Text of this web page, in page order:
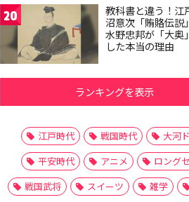
20
教科書と違う！江
沼意次「賄賂伝説
水野忠邦が「大奥
した本当の理由
ランキングを表示
江戸時代 戦国時代
大河
平安時代
アニメ
ロング
戦国武将
スイーツ 雑学